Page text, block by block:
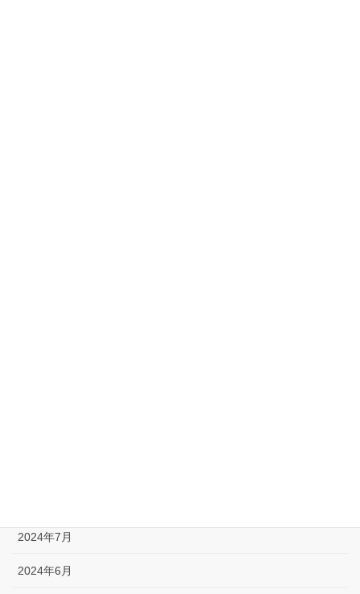
2024年7月
2024年6月